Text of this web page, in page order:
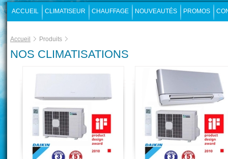
ACCUEIL CLIMATISEUR CHAUFFAGE NOUVEAUTÉS PROMOS
Accueil Produits
NOS CLIMATISATIONS